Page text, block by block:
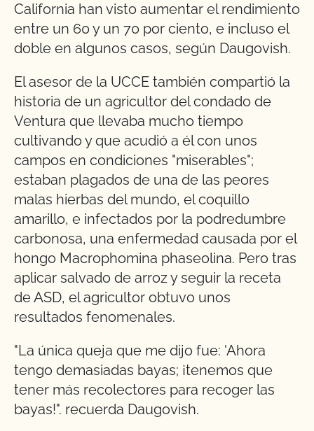
California han visto aumentar el rendimiento
entre un 60 y un 70 por ciento, e incluso el
doble en algunos casos, según Daugovish.
El asesor de la UCCE también compartió la
historia de un agricultor del condado de
Ventura que llevaba mucho tiempo
cultivando y que acudió a él con unos
campos en condiciones "miserables";
estaban plagados de una de las peores
malas hierbas del mundo, el coquillo
amarillo, e infectados por la podredumbre
carbonosa, una enfermedad causada por el
hongo Macrophomina phaseolina. Pero tras
aplicar salvado de arroz y seguir la receta
de ASD, el agricultor obtuvo unos
resultados fenomenales.
"La única queja que me dijo fue: 'Ahora
tengo demasiadas bayas; ¡tenemos que
tener más recolectores para recoger las
bayas!". recuerda Daugovish.